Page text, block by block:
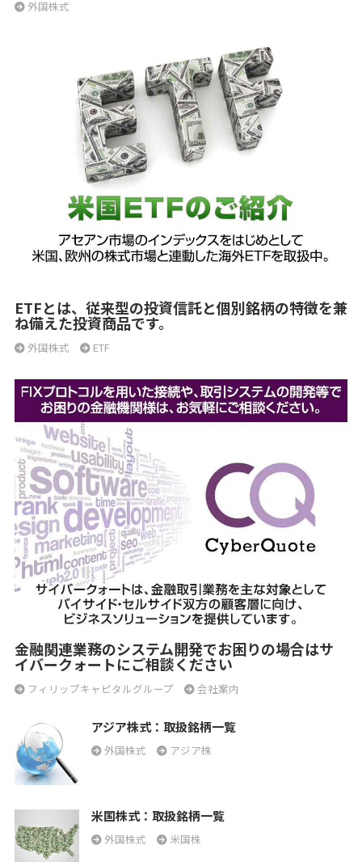
外国株式
ETFとは、従来型の投資信託と個別銘柄の特徴を兼
ね備えた投資商品です。
外国株式 ETF
金融関連業務のシステム開発でお困りの場合はサ
イバークォートにご相談ください
フィリップキャピタルグループ 会社案内
アジア株式：取扱銘柄一覧
外国株式 アジア株
米国株式：取扱銘柄一覧
外国株式 米国株